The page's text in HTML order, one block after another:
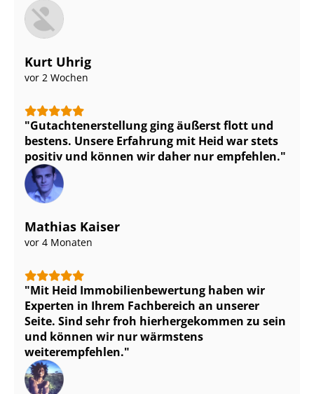
Kurt Uhrig
vor 2 Wochen
Gut­ach­ten­er­stel­lung ging äußerst flott und
bestens. Unsere Erfahrung mit Heid war stets
positiv und können wir daher nur empfehlen.
Mathias Kaiser
vor 4 Monaten
Mit Heid Im­mo­bi­li­en­be­wer­tung haben wir
Experten in Ihrem Fachbereich an unserer
Seite. Sind sehr froh hierhergekommen zu sein
und können wir nur wärmstens
weiterempfehlen.